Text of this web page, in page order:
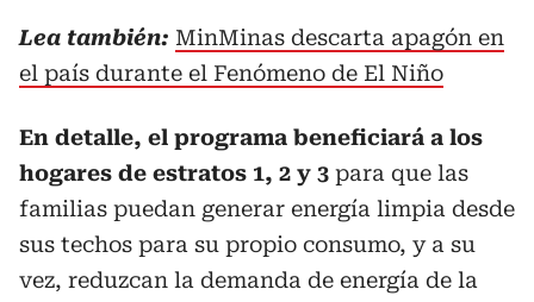
Lea también: MinMinas descarta apagón en
el país durante el Fenómeno de El Niño
En detalle, el programa beneficiará a los
hogares de estratos 1, 2 y 3 para que las
familias puedan generar energía limpia desde
sus techos para su propio consumo, y a su
vez, reduzcan la demanda de energía de la